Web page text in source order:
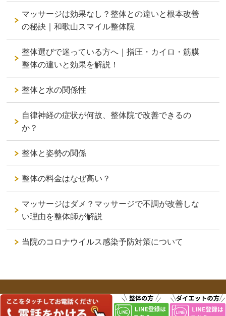
マッサージは効果なし？整体との違いと根本改善
の秘訣｜和歌山スマイル整体院
整体選びで迷っている方へ｜指圧・カイロ・筋膜
整体の違いと効果を解説！
整体と水の関係性
自律神経の症状が何故、整体院で改善できるの
か？
整体と姿勢の関係
整体の料金はなぜ高い？
マッサージはダメ？マッサージで不調が改善しな
い理由を整体師が解説
当院のコロナウイルス感染予防対策について